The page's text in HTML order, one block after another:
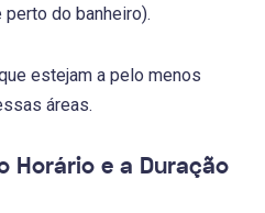
do banheiro).
estejam a pelo menos
áreas.
Horário e a Duração